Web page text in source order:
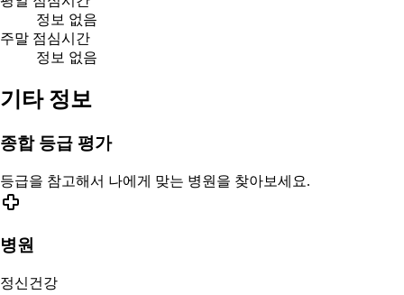
정보 없음
주말 점심시간
정보 없음
기타 정보
종합 등급 평가
등급을 참고해서 나에게 맞는 병원을 찾아보세요.
병원
정신건강